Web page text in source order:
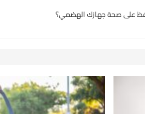
على صحة جهازك الهضمي؟